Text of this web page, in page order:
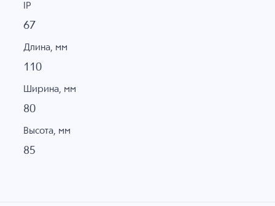
IP
67
Длина, мм
110
Ширина, мм
80
Высота, мм
85